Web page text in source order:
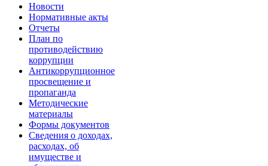
Новости
Нормативные акты
Отчеты
План по
противодействию
коррупции
Антикоррупционное
просвещение и
пропаганда
Методические
материалы
Формы документов
Сведения о доходах,
расходах, об
имуществе и